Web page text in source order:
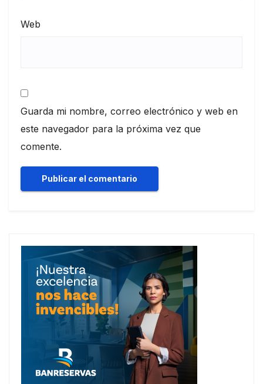
Web
Guarda mi nombre, correo electrónico y web en
este navegador para la próxima vez que
comente.